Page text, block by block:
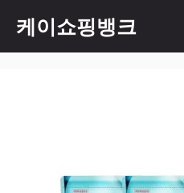
content
케이쇼핑뱅크